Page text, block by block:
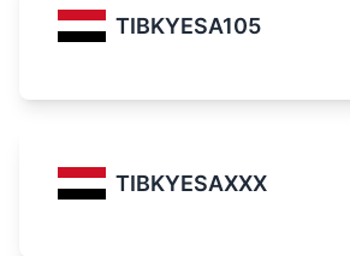
TIBKYESA105
TIBKYESAXXX